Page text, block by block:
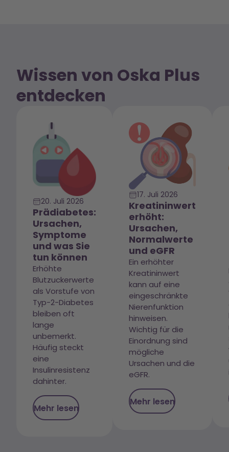
Wissen von Oska Plus
entdecken
20. Juli 2026
Prädiabetes:
Ursachen,
Symptome
und was Sie
tun können
Erhöhte
Blutzuckerwerte
als Vorstufe von
Typ-2-Diabetes
bleiben oft
lange
unbemerkt.
Häufig steckt
eine
Insulinresistenz
dahinter.
Mehr lesen
17. Juli 2026
Kreatininwert
erhöht:
Ursachen,
Normalwerte
und eGFR
Ein erhöhter
Kreatininwert
kann auf eine
eingeschränkte
Nierenfunktion
hinweisen.
Wichtig für die
Einordnung sind
mögliche
Ursachen und die
eGFR.
Mehr lesen